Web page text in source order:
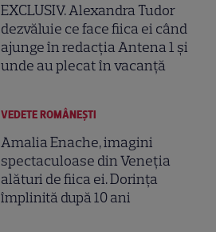
EXCLUSIV. Alexandra Tudor
dezvăluie ce face fiica ei când
ajunge în redacția Antena 1 și
unde au plecat în vacanță
VEDETE ROMÂNEŞTI
Amalia Enache, imagini
spectaculoase din Veneția
alături de fiica ei. Dorința
împlinită după 10 ani